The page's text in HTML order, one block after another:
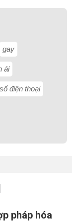
gay
ái
điện thoại
pháp hóa